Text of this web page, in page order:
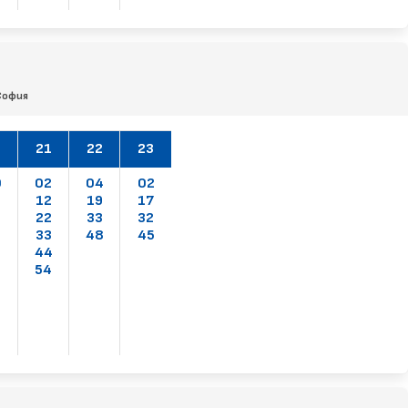
21
02
12
22
33
44
54
22
04
19
33
48
23
02
17
32
45